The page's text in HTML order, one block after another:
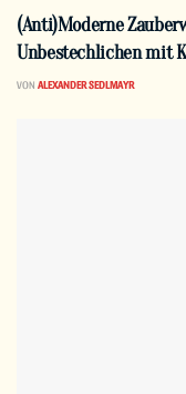
(Anti)Moderne
Unbestechlichen mit
VON ALEXANDER SEDLMAYR